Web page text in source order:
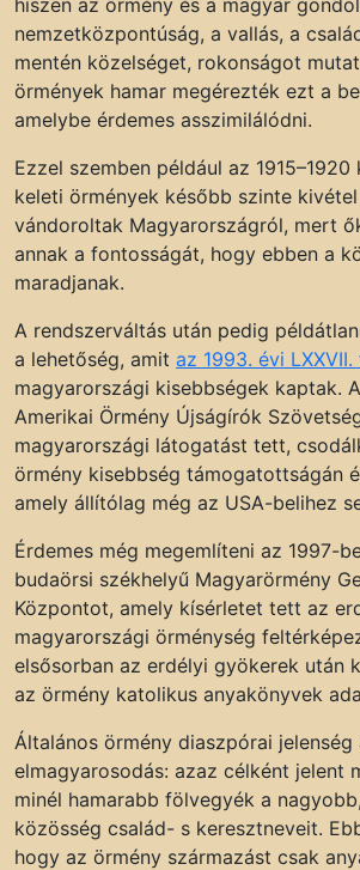
nemzetközpontúság, a vallás, a
mentén közelséget, rokonságot
örmények hamar megérezték ezt a
amelybe érdemes asszimilálódni.
Ezzel szemben például az
keleti örmények később szinte
vándoroltak Magyarországról, mert
annak a fontosságát, hogy ebben a
maradjanak.
A rendszerváltás után pedig
a lehetőség, amit az 1993. évi
magyarországi kisebbségek kaptak.
Amerikai Örmény Újságírók
magyarországi látogatást tett,
örmény kisebbség támogatottságán
amely állítólag még az USA-belihez
Érdemes még megemlíteni az 1997-
budaörsi székhelyű Magyarörmény
Központot, amely kísérletet tett az
magyarországi örménység
elsősorban az erdélyi gyökerek után
az örmény katolikus anyakönyvek
Általános örmény diaszpórai jelenség
elmagyarosodás: azaz célként jelent
minél hamarabb fölvegyék a
közösség család- s keresztneveit.
hogy az örmény származást csak